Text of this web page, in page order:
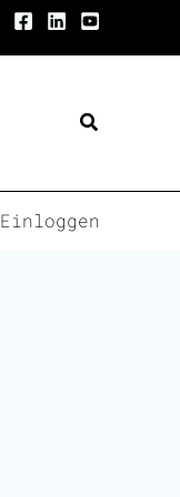
Suchen
Einloggen